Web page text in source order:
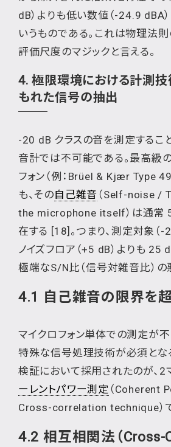
dB）よりも低い数値（-24.9 dBA
いうものである。これは物理法則
評価尺度のマジックと言える。
4. 極限環境における計測技
もれた信号の抽出
-20 dB クラスの音を測定するこ
音計では不可能である。最高級
フォン（例：Brüel & Kjær Type
も、その自己雑音 （Self-noise /
the microphone itself）は通常
在する [18]。つまり、測定対象（
ノイズフロア（+5 dB）よりも 25
極端なS/N比（信号対雑音比）の
4.1 自己雑音の限界を
マイクロフォン単体での測定が
特殊な信号処理技術が必須とな
検証において採用されたのが、2
ーレントパワー測定 （Coherent
Cross-correlation technique）
4.2 相互相関法（